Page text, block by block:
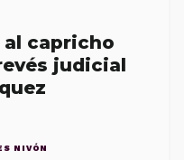
al capricho
judicial
NIVÓN